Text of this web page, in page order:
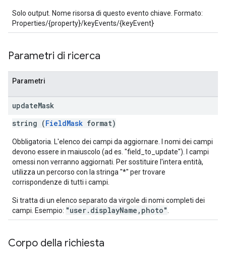
Solo output. Nome risorsa di questo evento chiave. Formato:
Properties/{property}/keyEvents/{keyEvent}
Parametri di ricerca
Parametri
updateMask
string (FieldMask format)
Obbligatoria. L'elenco dei campi da aggiornare. I nomi dei campi
devono essere in maiuscolo (ad es. "field_to_update"). I campi
omessi non verranno aggiornati. Per sostituire l'intera entità,
utilizza un percorso con la stringa "*" per trovare
corrispondenze di tutti i campi.
Si tratta di un elenco separato da virgole di nomi completi dei
campi. Esempio: "user.displayName,photo"
Corpo della richiesta